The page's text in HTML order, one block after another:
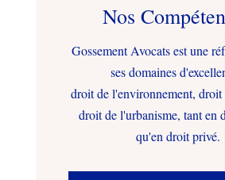
Nos
Gossement Avocats est une
ses domaines
droit de l'environnement, droit
droit de l'urbanisme, tant en
qu'en droit privé.